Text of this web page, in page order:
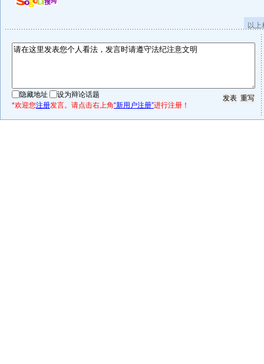
以
隐藏地址
设为辩论话题
*欢迎您注册发言。请点击右上角“新用户注册”进行注册！